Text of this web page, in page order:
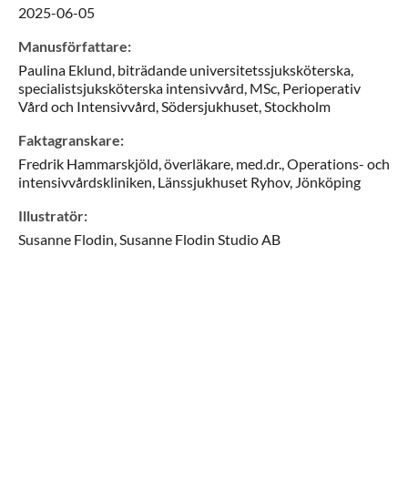
2025-06-05
Manusförfattare:
Paulina Eklund, biträdande universitetssjuksköterska,
specialistsjuksköterska intensivvård, MSc, Perioperativ
Vård och Intensivvård, Södersjukhuset,Stockholm
Faktagranskare:
Fredrik Hammarskjöld,överläkare, med.dr.,Operations- och
intensivvårdskliniken, Länssjukhuset Ryhov, Jönköping
Illustratör:
Susanne Flodin,Susanne Flodin Studio AB